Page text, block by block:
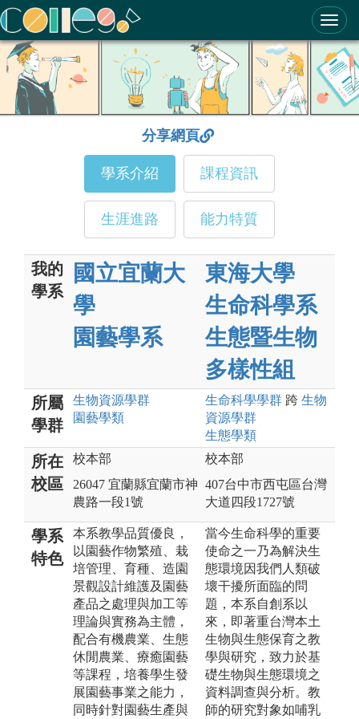
ColleGo! 大學選才與高中育才輔助系統
分享網頁
學系介紹 課程資訊
生涯進路 能力特質
我的
學系
國立宜蘭大
學
園藝學系
東海大學
生命科學系
生態暨生物
多樣性組
所屬
學群
生物資源學群
園藝學類
生命科學學群 跨 生物
資源學群
生態學類
所在
校區
校本部
26047 宜蘭縣宜蘭市神
農路一段1號
校本部
407台中市西屯區台灣
大道四段1727號
學系
特色
本系教學品質優良，
以園藝作物繁殖、栽
培管理、育種、造園
景觀設計維護及園藝
產品之處理與加工等
理論與實務為主體，
配合有機農業、生態
休閒農業、療癒園藝
等課程，培養學生發
展園藝事業之能力，
同時針對園藝生產與
當今生命科學的重要
使命之一乃為解決生
態環境因我們人類破
壞干擾所面臨的問
題，本系自創系以
來，即著重台灣本土
生物與生態保育之教
學與研究，致力於基
礎生物與生態環境之
資料調查與分析。教
師的研究對象如哺乳